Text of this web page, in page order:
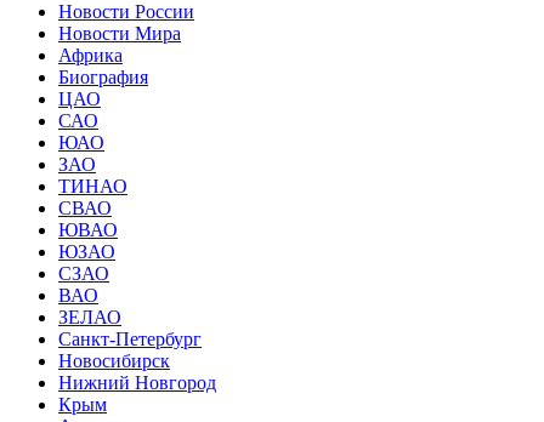
Новости России
Новости Мира
Африка
Биография
ЦАО
САО
ЮАО
ЗАО
ТИНАО
СВАО
ЮВАО
ЮЗАО
СЗАО
ВАО
ЗЕЛАО
Санкт-Петербург
Новосибирск
Нижний Новгород
Крым